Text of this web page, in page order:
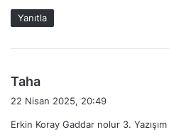
k
i
Yanıtla
Taha
i
22 Nisan 2025, 20:49
Erkin Koray Gaddar nolur 3. Yazışım